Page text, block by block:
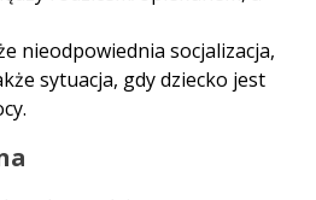
nieodpowiednia socjalizacja,
sytuacja, gdy dziecko jest